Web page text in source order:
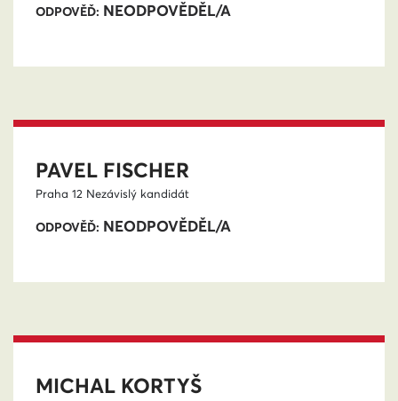
ODPOVĚĎ: NEODPOVĚDĚL/A
PAVEL FISCHER
Praha 12 Nezávislý kandidát
ODPOVĚĎ: NEODPOVĚDĚL/A
MICHAL KORTYŠ